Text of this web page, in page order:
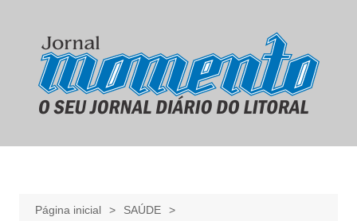
conteúdo
Página inicial
SAÚDE